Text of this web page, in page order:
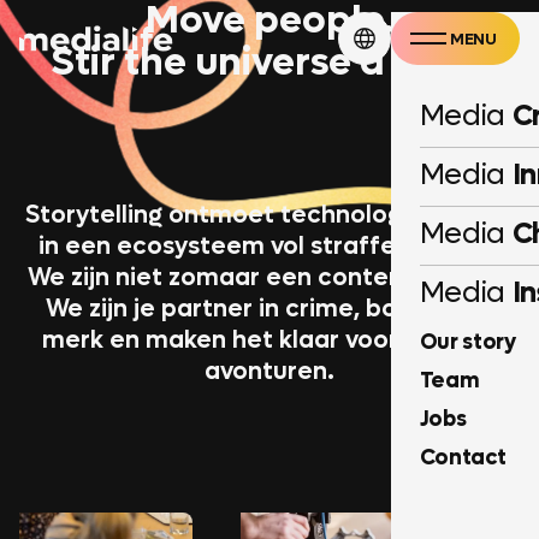
Media
Media
Media
Media
Our story
Team
Jobs
Contact
MENU
CLOSE
Move people.
Stir the universe a little.
Storytelling ontmoet technologie, en dat
in een ecosysteem vol straffe experts.
We zijn niet zomaar een content agency.
We zijn je partner in crime, boosten je
merk en maken het klaar voor grootse
avonturen.